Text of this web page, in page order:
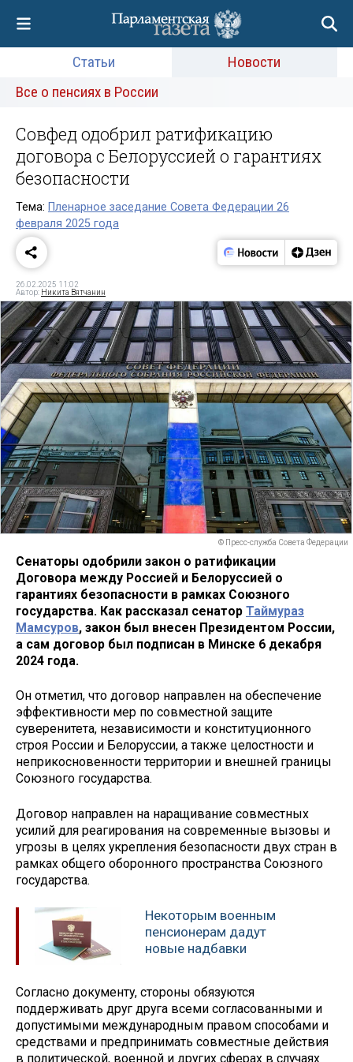
Статьи
Новости
Все о пенсиях в России
Совфед одобрил ратификацию
договора с Белоруссией о гарантиях
безопасности
Тема: Пленарное заседание Совета Федерации 26
февраля 2025 года
26.02.2025 11:02
Автор: Никита Вятчанин
© Пресс-служба Совета Федерации
Сенаторы одобрили закон о ратификации
Договора между Россией и Белоруссией о
гарантиях безопасности в рамках Союзного
государства. Как рассказал сенатор Таймураз
Мамсуров, закон был внесен Президентом России,
а сам договор был подписан в Минске 6 декабря
2024 года.
Он отметил, что договор направлен на обеспечение
эффективности мер по совместной защите
суверенитета, независимости и конституционного
строя России и Белоруссии, а также целостности и
неприкосновенности территории и внешней границы
Союзного государства.
Договор направлен на наращивание совместных
усилий для реагирования на современные вызовы и
угрозы в целях укрепления безопасности двух стран в
рамках общего оборонного пространства Союзного
государства.
Некоторым военным
пенсионерам дадут
новые надбавки
Согласно документу, стороны обязуются
поддерживать друг друга всеми согласованными и
допустимыми международным правом способами и
средствами и предпринимать совместные действия
в политической, военной и других сферах в случаях